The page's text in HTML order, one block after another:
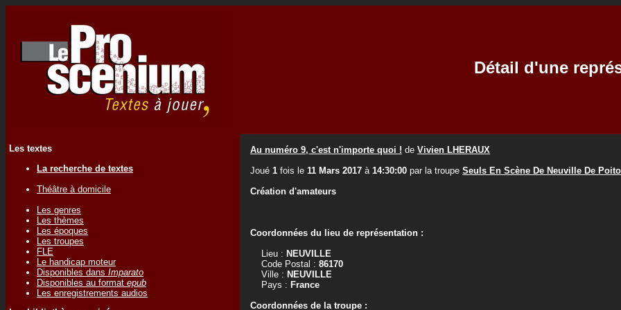
Détail d'une
Les textes
La recherche de textes
Théâtre à domicile
Les genres
Les thèmes
Les époques
Les troupes
FLE
Le handicap moteur
Disponibles dans Imparato
Disponibles au format epub
Les enregistrements audios
Au numéro 9, c'est n'importe quoi ! de Vivien LHERAUX
Joué 1 fois le 11 Mars 2017 à 14:30:00 par la troupe Seuls En Scène De Neuville De
Création d'amateurs
Coordonnées du lieu de représentation :
Lieu : NEUVILLE
Code Postal : 86170
Ville : NEUVILLE
Pays : France
Coordonnées de la troupe :